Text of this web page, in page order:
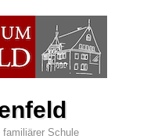
Schule